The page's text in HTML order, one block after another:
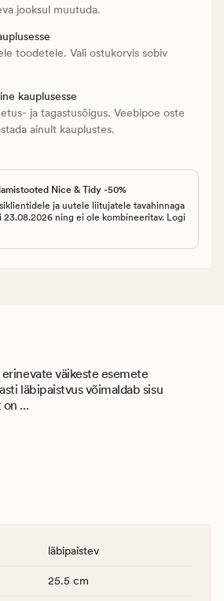
jooksul muutuda.
toodetele. Vali ostukorvis sobiv
kauplusesse
ja tagastusõigus. Veebipoe oste
ainult kauplustes.
Nice & Tidy -50%
ja uutele liitujatele tavahinnaga
23.08.2026 ning ei ole kombineeritav. Logi
väikeste esemete
läbipaistvus võimaldab sisu
...
läbipaistev
25.5 cm